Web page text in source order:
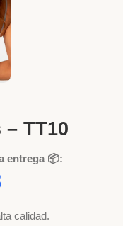
TT10
entrega 📦:
calidad.